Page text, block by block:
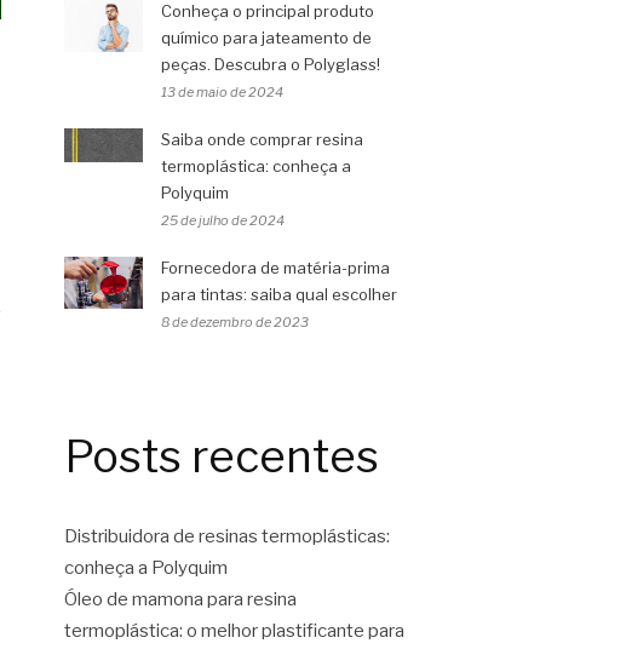
Conheça o principal produto
químico para jateamento de
peças. Descubra o Polyglass!
13 de maio de 2024
Saiba onde comprar resina
termoplástica: conheça a
Polyquim
25 de julho de 2024
Fornecedora de matéria-prima
para tintas: saiba qual escolher
8 de dezembro de 2023
Posts recentes
Distribuidora de resinas termoplásticas:
conheça a Polyquim
Óleo de mamona para resina
termoplástica: o melhor plastificante para